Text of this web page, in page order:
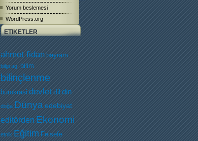
Yorum beslemesi
WordPress.org
ETIKETLER
ahmet fidan bayram
bilgi agı bilim
bilinçlenme
bürokrasi devletdildin
doğa Dünya edebiyat
editörden Ekonomi
etnik Eğitim Felsefe